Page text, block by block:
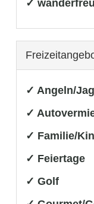
✓
✓ Angeln/
✓
✓ Familie/
✓ Feiertage
✓ Golf